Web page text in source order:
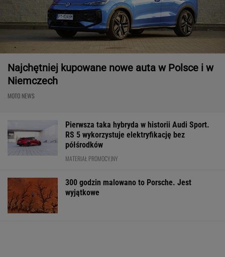
Najchętniej kupowane nowe auta w Polsce i w
Niemczech
MOTO NEWS
Pierwsza taka hybryda w historii Audi Sport.
RS 5 wykorzystuje elektryfikację bez
półśrodków
MATERIAŁ PROMOCYJNY
300 godzin malowano to Porsche. Jest
wyjątkowe